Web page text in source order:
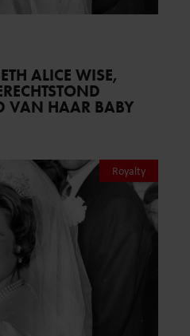
ALICE WISE,
VAN HAAR BABY
Royalty